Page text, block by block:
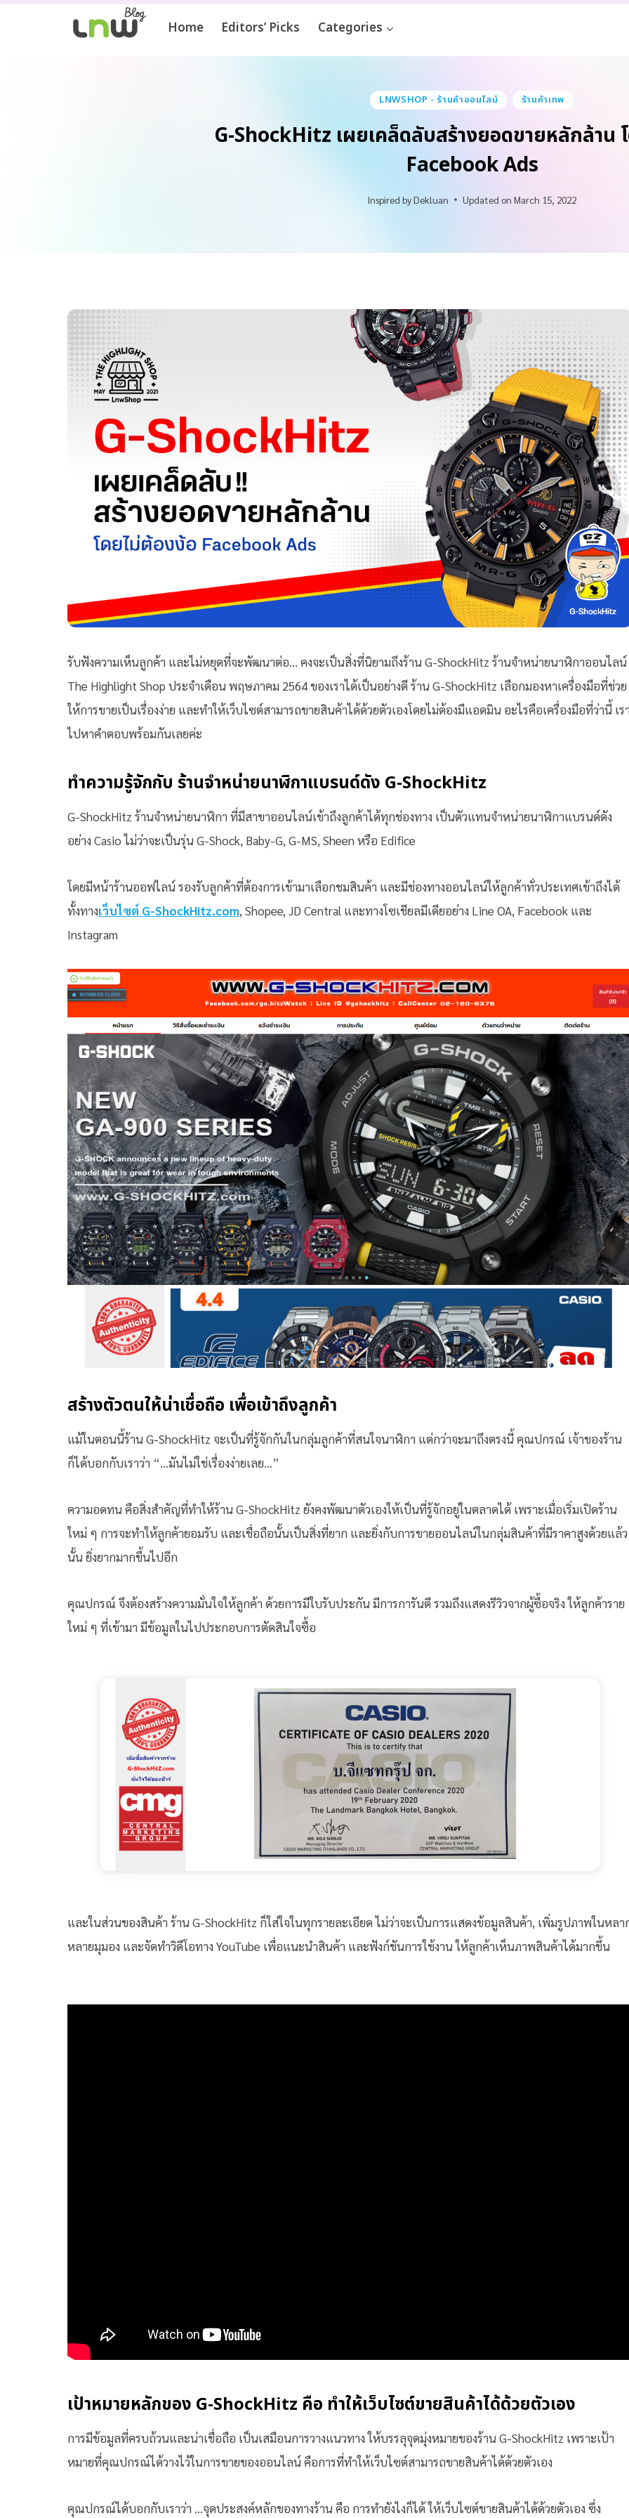
Home Editors’ Picks Categories
LNWSHOP - ร้านค้าออนไลน์ ร้านค้าเทพ
G-ShockHitz เผยเคล็ดลับสร้างยอดขายหลักล้าน
Facebook Ads
Inspired byDekluan Updated on March 15, 2022
รับฟังความเห็นลูกค้า และไม่หยุดที่จะพัฒนาต่อ… คงจะเป็นสิ่งที่นิยามถึงร้าน G-ShockHitz ร้านจำหน่ายนาฬิกาออนไลน์
The Highlight Shop ประจำเดือน พฤษภาคม 2564 ของเราได้เป็นอย่างดี ร้าน G-ShockHitz เลือกมองหาเครื่องมือที่ช่วย
ให้การขายเป็นเรื่องง่าย และทำให้เว็บไซต์สามารถขายสินค้าได้ด้วยตัวเองโดยไม่ต้องมีแอดมิน อะไรคือเครื่องมือที่ว่านี้ เร
ไปหาคำตอบพร้อมกันเลยค่ะ
ทำความรู้จักกับ ร้านจำหน่ายนาฬิกาแบรนด์ดัง G-ShockHitz
G-ShockHitz ร้านจำหน่ายนาฬิกา ที่มีสาขาออนไลน์เข้าถึงลูกค้าได้ทุกช่องทาง เป็นตัวแทนจำหน่ายนาฬิกาแบรนด์ดัง
อย่าง Casio ไม่ว่าจะเป็นรุ่น G-Shock, Baby-G, G-MS, Sheen หรือ Edifice
โดยมีหน้าร้านออฟไลน์ รองรับลูกค้าที่ต้องการเข้ามาเลือกชมสินค้า และมีช่องทางออนไลน์ให้ลูกค้าทั่วประเทศเข้าถึงได้
ทั้งทางเว็บไซต์ G-ShockHitz.com, Shopee, JD Central และทางโซเชียลมีเดียอย่าง Line OA, Facebook และ
Instagram
สร้างตัวตนให้น่าเชื่อถือ เพื่อเข้าถึงลูกค้า
แม้ในตอนนี้ร้าน G-ShockHitz จะเป็นที่รู้จักกันในกลุ่มลูกค้าที่สนใจนาฬิกา แต่กว่าจะมาถึงตรงนี้ คุณปกรณ์ เจ้าของร้าน
ก็ได้บอกกับเราว่า “…มันไม่ใช่เรื่องง่ายเลย…”
ความอดทน คือสิ่งสำคัญที่ทำให้ร้าน G-ShockHitz ยังคงพัฒนาตัวเองให้เป็นที่รู้จักอยู่ในตลาดได้ เพราะเมื่อเริ่มเปิดร้าน
ใหม่ ๆ การจะทำให้ลูกค้ายอมรับ และเชื่อถือนั้นเป็นสิ่งที่ยาก และยิ่งกับการขายออนไลน์ในกลุ่มสินค้าที่มีราคาสูงด้วยแล้ว
นั้น ยิ่งยากมากขึ้นไปอีก
คุณปกรณ์ จึงต้องสร้างความมั่นใจให้ลูกค้า ด้วยการมีใบรับประกัน มีการการันตี รวมถึงแสดงรีวิวจากผู้ซื้อจริง ให้ลูกค้าราย
ใหม่ ๆ ที่เข้ามา มีข้อมูลในไปประกอบการตัดสินใจซื้อ
และในส่วนของสินค้า ร้าน G-ShockHitz ก็ใส่ใจในทุกรายละเอียด ไม่ว่าจะเป็นการแสดงข้อมูลสินค้า, เพิ่มรูปภาพในหลา
หลายมุมอง และจัดทำวิดีโอทาง YouTube เพื่อแนะนำสินค้า และฟังก์ชันการใช้งาน ให้ลูกค้าเห็นภาพสินค้าได้มากขึ้น
เป้าหมายหลักของ G-ShockHitz คือ ทำให้เว็บไซต์ขายสินค้าได้ด้วยตัวเอง
การมีข้อมูลที่ครบถ้วนและน่าเชื่อถือ เป็นเสมือนการวางแนวทาง ให้บรรลุจุดมุ่งหมายของร้าน G-ShockHitz เพราะเป้า
หมายที่คุณปกรณ์ได้วางไว้ในการขายของออนไลน์ คือการที่ทำให้เว็บไซต์สามารถขายสินค้าได้ด้วยตัวเอง
คุณปกรณ์ได้บอกกับเราว่า …จุดประสงค์หลักของทางร้าน คือ การทำยังไงก็ได้ ให้เว็บไซต์ขายสินค้าได้ด้วยตัวเอง ซึ่ง